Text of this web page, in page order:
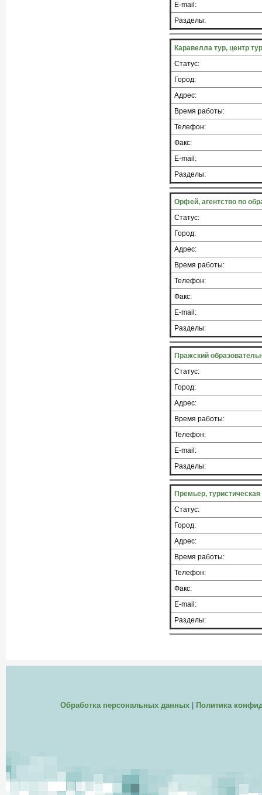
E-mail:
Разделы:
Каравелла тур, центр
Статус:
Город:
Адрес:
Время работы:
Телефон:
Факс:
E-mail:
Разделы:
Орфей, агентство по
Статус:
Город:
Адрес:
Время работы:
Телефон:
Факс:
E-mail:
Разделы:
Пражский
Статус:
Город:
Адрес:
Время работы:
Телефон:
E-mail:
Разделы:
Премьер,
Статус:
Город:
Адрес:
Время работы:
Телефон:
Факс:
E-mail:
Разделы:
Обработка персональных данных| Политика